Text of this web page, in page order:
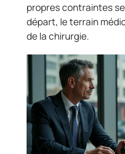
propres contraintes
départ, le terrain
de la chirurgie.